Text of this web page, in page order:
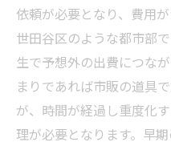
依頼が必要となり、費用
世田谷区のような都市部
生で予想外の出費につな
まりであれば市販の道具
が、時間が経過し重度化
理が必要となります。早